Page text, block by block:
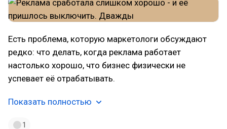
Есть проблема, которую маркетологи обсуждают
редко: что делать, когда реклама работает
настолько хорошо, что бизнес физически не
успевает её отрабатывать.
Показать полностью
1